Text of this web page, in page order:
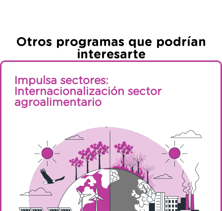
Otros programas que podrían
interesarte
Impulsa sectores:
Internacionalización sector
agroalimentario